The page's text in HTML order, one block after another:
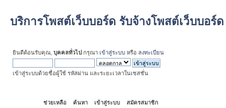
บริการโพสต์เว็บบอร์ด รับจ้างโพสต์เว็บบอร์
ยินดีต้อนรับคุณ, บุคคลทั่วไป กรุณา เข้าสู่ระบบ หรือ ลงทะเบียน
เข้าสู่ระบบด้วยชื่อผู้ใช้ รหัสผ่าน และระยะเวลาในเซสชั่น
ช่วยเหลือ ค้นหา เข้าสู่ระบบ สมัครสมาชิก